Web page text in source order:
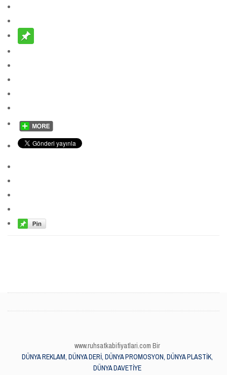
www.ruhsatkabifiyatlari.com Bir
DÜNYA REKLAM, DÜNYA DERİ, DÜNYA PROMOSYON, DÜNYA PLASTİK,
DÜNYA DAVETİYE